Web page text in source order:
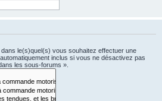
le(s)quel(s) vous souhaitez effectuer une
inclus si vous ne désactivez pas
les sous-forums ».